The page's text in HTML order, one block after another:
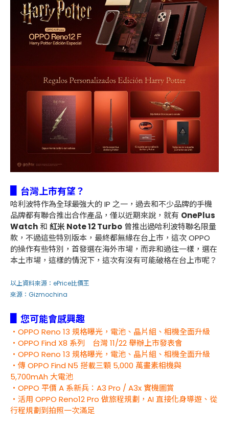
台灣上市有望？
哈利波特作為全球最強大的 IP 之一，過去和不少品牌的手機
品牌都有聯合推出合作產品，僅以近期來說，就有 OnePlus
Watch和 紅米 Note 12 Turbo 曾推出過哈利波特聯名限量
款，不過這些特別版本，最終都無緣在台上市，這次 OPPO
的操作有些特別，首發選在海外市場，而非和過往一樣，選在
本土市場，這樣的情況下，這次有沒有可能破格在台上市呢？
以上資料來源： ePrice比價王
來源： Gizmochina
您可能會感興趣
・OPPO Reno 13 規格曝光，電池、晶片組、相機全面升級
・OPPO Find X8 系列 台灣 11/22 舉辦上市發表會
・OPPO Reno 13 規格曝光，電池、晶片組、相機全面升級
・傳 OPPO Find N5 搭載三顆 5,000 萬畫素相機與
5,700mAh 大電池
・OPPO 平價 A 系新兵：A3 Pro / A3x 實機圖賞
・活用 OPPO Reno12 Pro 做旅程規劃，AI 直接化身導遊、從
行程規劃到拍照一次滿足